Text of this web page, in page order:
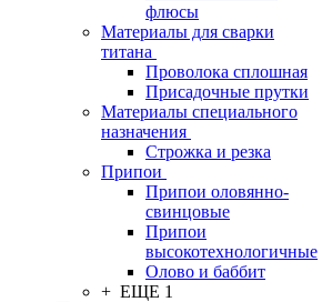
флюсы
Материалы для сварки
титана
Проволока сплошная
Присадочные прутки
Материалы специального
назначения
Строжка и резка
Припои
Припои оловянно-
свинцовые
Припои
высокотехнологичные
Олово и баббит
+ ЕЩЕ 1